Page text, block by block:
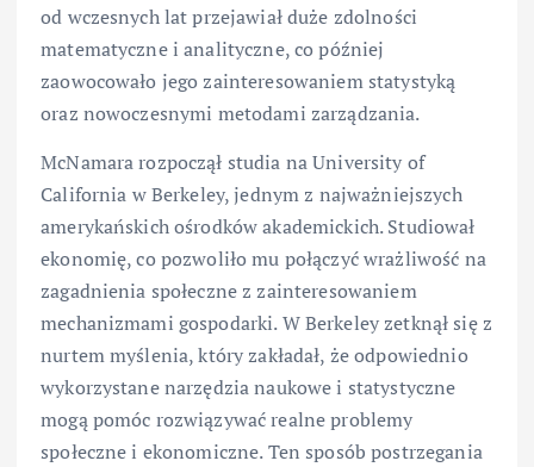
od wczesnych lat przejawiał duże zdolności
matematyczne i analityczne, co później
zaowocowało jego zainteresowaniem statystyką
oraz nowoczesnymi metodami zarządzania.
McNamara rozpoczął studia na University of
California w Berkeley, jednym z najważniejszych
amerykańskich ośrodków akademickich. Studiował
ekonomię, co pozwoliło mu połączyć wrażliwość na
zagadnienia społeczne z zainteresowaniem
mechanizmami gospodarki. W Berkeley zetknął się z
nurtem myślenia, który zakładał, że odpowiednio
wykorzystane narzędzia naukowe i statystyczne
mogą pomóc rozwiązywać realne problemy
społeczne i ekonomiczne. Ten sposób postrzegania